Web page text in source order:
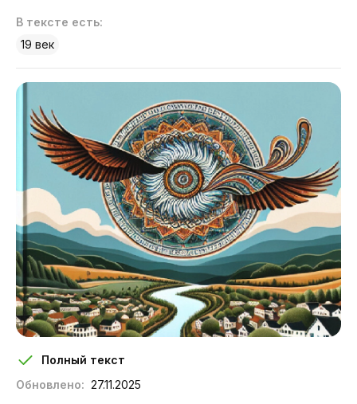
В тексте есть:
19 век
Полный текст
Обновлено: 27.11.2025